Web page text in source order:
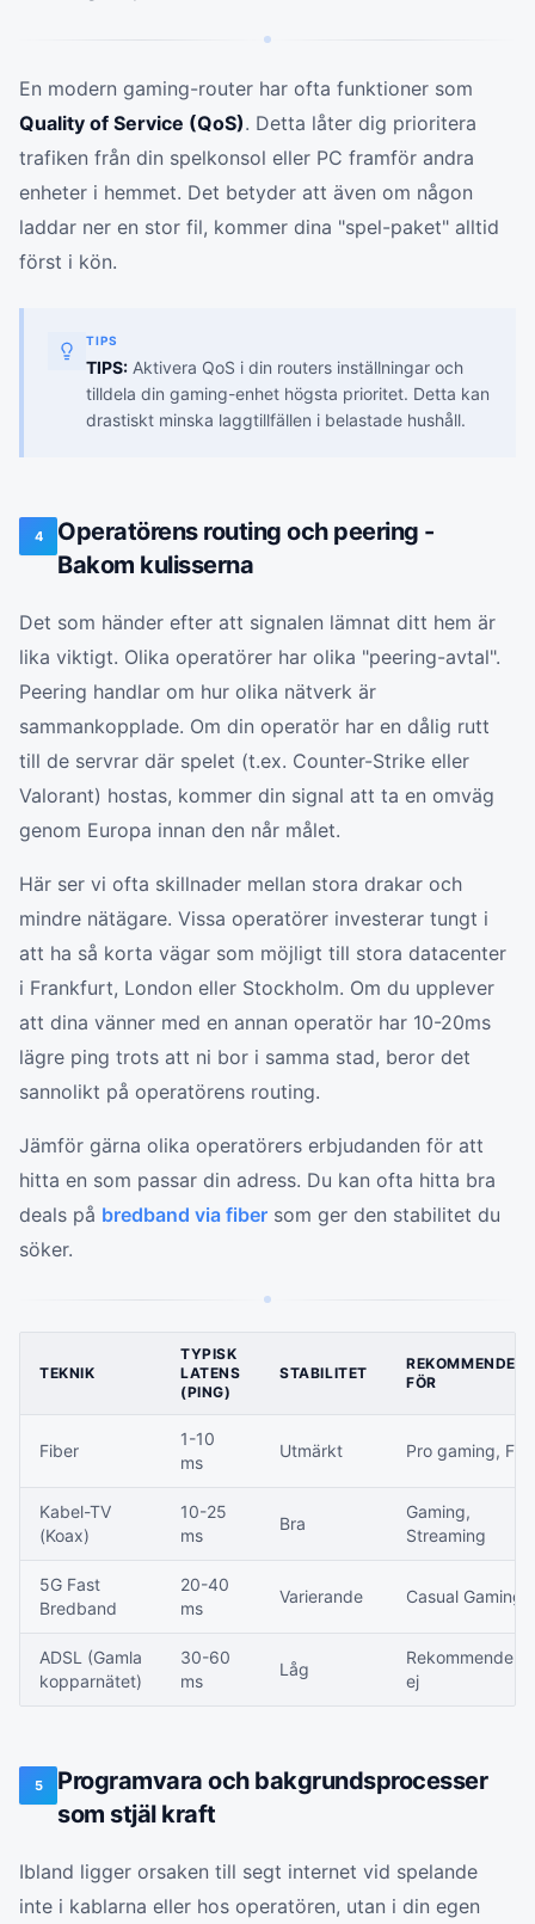
En modern gaming-router har ofta funktioner som
Quality of Service (QoS). Detta låter dig prioritera
trafiken från din spelkonsol eller PC framför andra
enheter i hemmet. Det betyder att även om någon
laddar ner en stor fil, kommer dina "spel-paket" alltid
först i kön.
TIPS
TIPS: Aktivera QoS i din routers inställningar och
tilldela din gaming-enhet högsta prioritet. Detta kan
drastiskt minska laggtillfällen i belastade hushåll.
4
Operatörens routing och peering -
Bakom kulisserna
Det som händer efter att signalen lämnat ditt hem är
lika viktigt. Olika operatörer har olika "peering-avtal".
Peering handlar om hur olika nätverk är
sammankopplade. Om din operatör har en dålig rutt
till de servrar där spelet (t.ex. Counter-Strike eller
Valorant) hostas, kommer din signal att ta en omväg
genom Europa innan den når målet.
Här ser vi ofta skillnader mellan stora drakar och
mindre nätägare. Vissa operatörer investerar tungt i
att ha så korta vägar som möjligt till stora datacenter
i Frankfurt, London eller Stockholm. Om du upplever
att dina vänner med en annan operatör har 10-20ms
lägre ping trots att ni bor i samma stad, beror det
sannolikt på operatörens routing.
Jämför gärna olika operatörers erbjudanden för att
hitta en som passar din adress. Du kan ofta hitta bra
deals på bredband via fiber som ger den stabilitet du
söker.
TEKNIK
TYPISK
LATENS
(PING)
STABILITET
FÖR
Fiber
1-10
ms
Utmärkt Pro gaming, FPS
Kabel-TV
(Koax)
10-25
ms
Bra
Gaming,
Streaming
5G Fast
Bredband
20-40
ms
Varierande Casual Gaming
ADSL (Gamla
kopparnätet)
30-60
ms
Låg
ej
5
Programvara och bakgrundsprocesser
som stjäl kraft
Ibland ligger orsaken till segt internet vid spelande
inte i kablarna eller hos operatören, utan i din egen